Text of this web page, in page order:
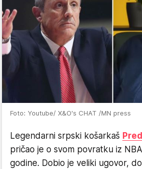
Foto: Youtube/ X&O's CHAT /MN press
Legendarni srpski košarkaš
pričao je o svom povratku iz
godine. Dobio je veliki ugovor,